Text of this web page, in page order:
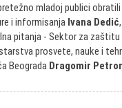
mladoj publici obratili
i informisanja Ivana Dedić
pitanja - Sektor za
prosvete, nauke i
Beograda Dragomir